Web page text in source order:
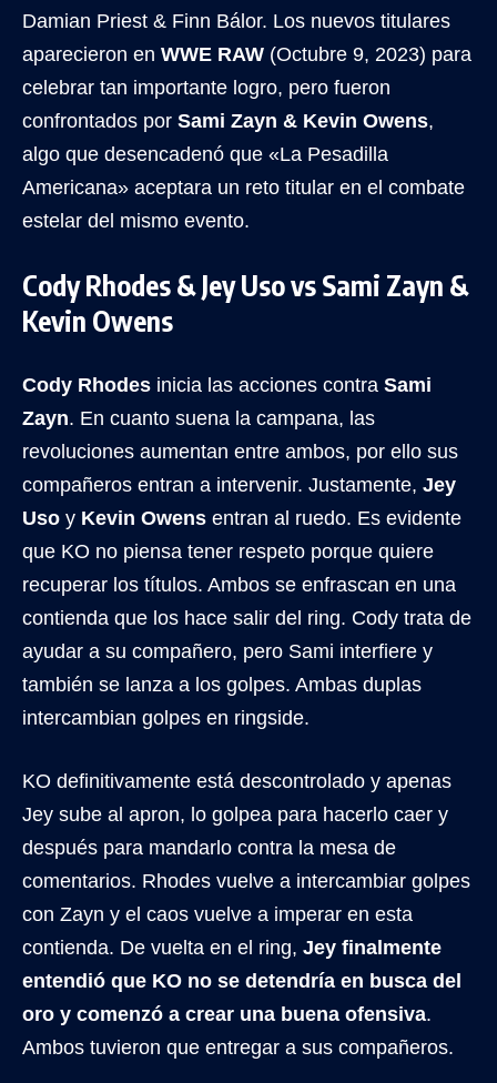
Damian Priest & Finn Bálor. Los nuevos titulares
aparecieron en WWE RAW (Octubre 9, 2023) para
celebrar tan importante logro, pero fueron
confrontados por Sami Zayn & Kevin Owens,
algo que desencadenó que «La Pesadilla
Americana» aceptara un reto titular en el combate
estelar del mismo evento.
Cody Rhodes & Jey Uso vs Sami Zayn &
Kevin Owens
Cody Rhodes inicia las acciones contra Sami
Zayn. En cuanto suena la campana, las
revoluciones aumentan entre ambos, por ello sus
compañeros entran a intervenir. Justamente, Jey
Uso y Kevin Owens entran al ruedo. Es evidente
que KO no piensa tener respeto porque quiere
recuperar los títulos. Ambos se enfrascan en una
contienda que los hace salir del ring. Cody trata de
ayudar a su compañero, pero Sami interfiere y
también se lanza a los golpes. Ambas duplas
intercambian golpes en ringside.
KO definitivamente está descontrolado y apenas
Jey sube al apron, lo golpea para hacerlo caer y
después para mandarlo contra la mesa de
comentarios. Rhodes vuelve a intercambiar golpes
con Zayn y el caos vuelve a imperar en esta
contienda. De vuelta en el ring, Jey finalmente
entendió que KO no se detendría en busca del
oro y comenzó a crear una buena ofensiva.
Ambos tuvieron que entregar a sus compañeros.